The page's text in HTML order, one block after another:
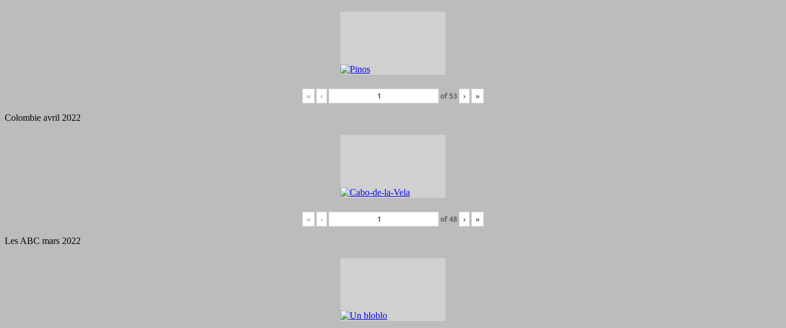
« ‹ of53 › »
Colombie avril 2022
« ‹ of48 › »
Les ABC mars 2022